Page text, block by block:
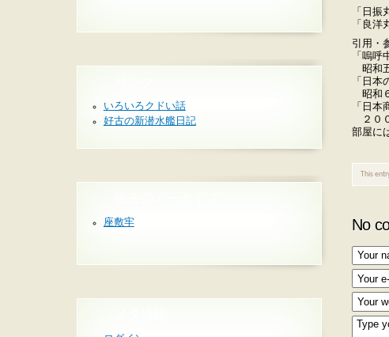
「日
「良
引用・
「嗚呼
昭和
「日本
昭和
「日本
２０
部屋に
This
No
いろいろクドい話
好古の新潜水艦日記
座敷牢